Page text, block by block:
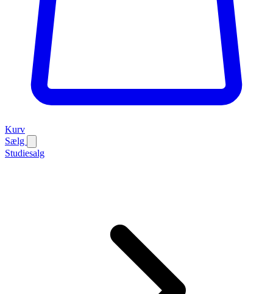
Kurv
Sælg
Studiesalg